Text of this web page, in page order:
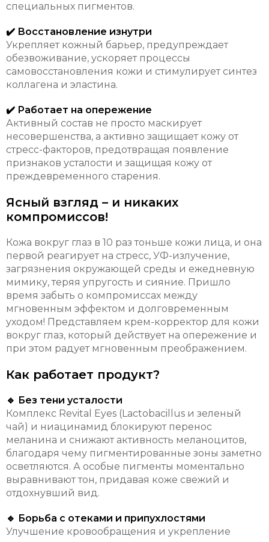
специальных пигментов.
✔️ Восстановление изнутри
Укрепляет кожный барьер, предупреждает
обезвоживание, ускоряет процессы
самовосстановления кожи и стимулирует синтез
коллагена и эластина.
✔️ Работает на опережение
Активный состав не просто маскирует
несовершенства, а активно защищает кожу от
стресс-факторов, предотвращая появление
признаков усталости и защищая кожу от
преждевременного старения.
Ясный взгляд – и никаких
компромиссов!
Кожа вокруг глаз в 10 раз тоньше кожи лица, и она
первой реагирует на стресс, УФ-излучение,
загрязнения окружающей среды и ежедневную
мимику, теряя упругость и сияние. Пришло
время забыть о компромиссах между
мгновенным эффектом и долговременным
уходом! Представляем крем-корректор для кожи
вокруг глаз, который действует на опережение и
при этом радует мгновенным преображением.
Как работает продукт?
🔹 Без тени усталости
Комплекс Revital Eyes (Lactobacillus и зеленый
чай) и ниацинамид блокируют перенос
меланина и снижают активность меланоцитов,
благодаря чему пигментированные зоны заметно
осветляются. А особые пигменты моментально
выравнивают тон, придавая коже свежий и
отдохнувший вид.
🔹 Борьба с отеками и припухлостями
Улучшение кровообращения и укрепление